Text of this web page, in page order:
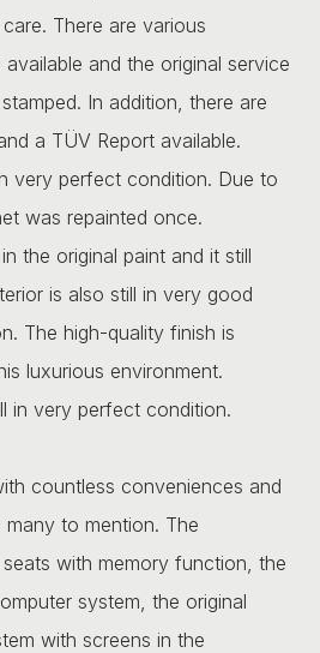
There are various
and the original service
In addition, there are
a TÜV Report available.
very perfect condition. Due to
was repainted once.
the original paint and it still
is also still in very good
The high-quality finish is
luxurious environment.
in very perfect condition.
countless conveniences and
to mention. The
with memory function, the
system, the original
with screens in the